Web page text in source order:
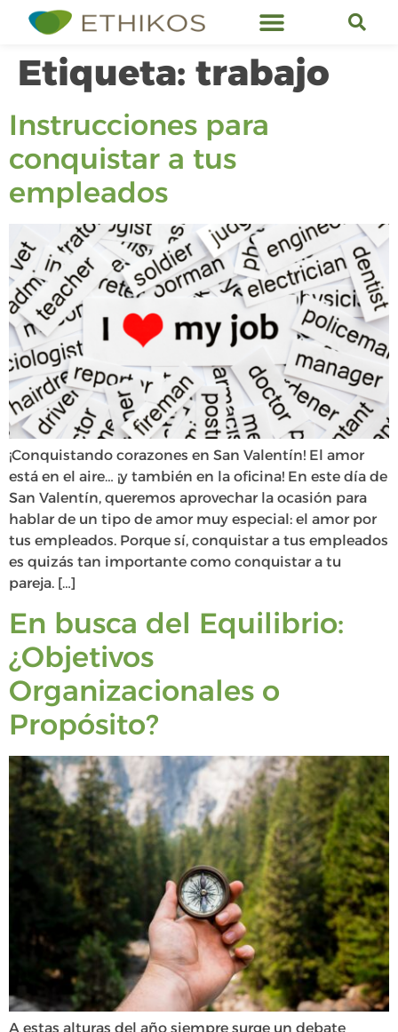
Etiqueta: trabajo
Instrucciones para
conquistar a tus
empleados
¡Conquistando corazones en San Valentín! El amor
está en el aire… ¡y también en la oficina! En este día de
San Valentín, queremos aprovechar la ocasión para
hablar de un tipo de amor muy especial: el amor por
tus empleados. Porque sí, conquistar a tus empleados
es quizás tan importante como conquistar a tu
pareja. […]
En busca del Equilibrio:
¿Objetivos
Organizacionales o
Propósito?
A estas alturas del año siempre surge un debate